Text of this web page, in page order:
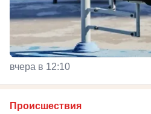
вчера в 12:10
Происшествия